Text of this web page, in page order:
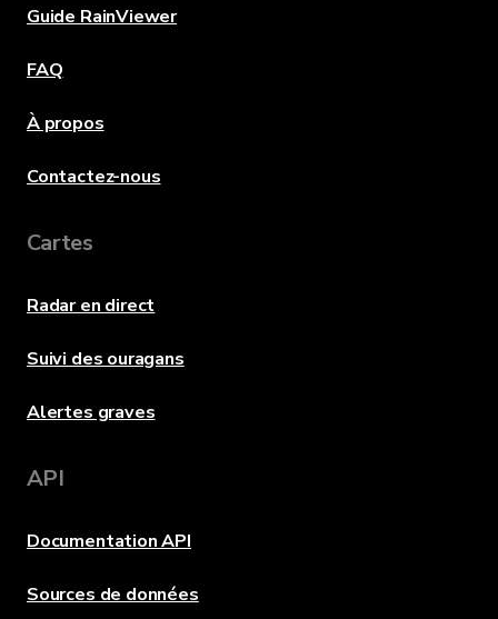
Guide RainViewer
FAQ
À propos
Contactez-nous
Cartes
Radar en direct
Suivi des ouragans
Alertes graves
API
Documentation API
Sources de données